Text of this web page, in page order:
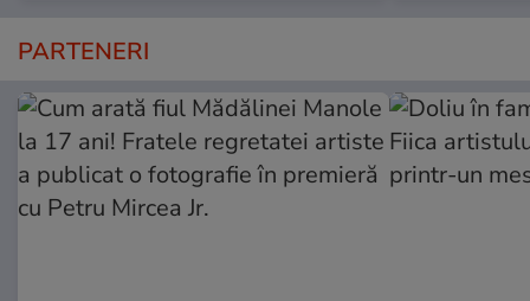
PARTENERI